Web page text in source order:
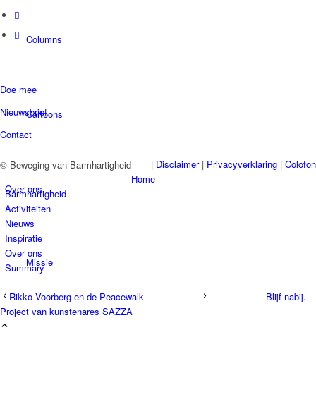
Columns
Cartoons
Over ons
Missie
Doe mee
Nieuwsbrief
Contact
© Beweging van Barmhartigheid | Disclaimer| Privacyverklaring | Colofon
Home
Barmhartigheid
Activiteiten
Nieuws
Inspiratie
Over ons
Summary
Rikko Voorberg en de Peacewalk
Blijf nabij.
Project van kunstenares SAZZA